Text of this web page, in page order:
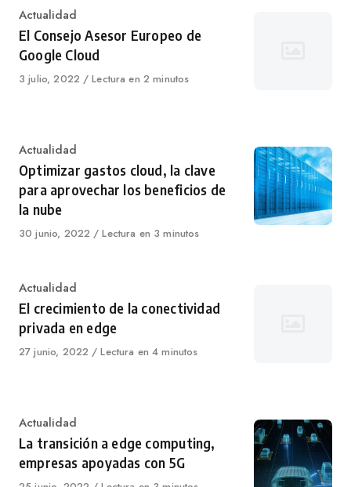
Category
Actualidad
El Consejo Asesor Europeo de
Google Cloud
Published
3 julio, 2022 Lectura en 2 minutos
Category
Actualidad
Optimizar gastos cloud, la clave
para aprovechar los beneficios de
la nube
Published
30 junio, 2022 Lectura en 3 minutos
Category
Actualidad
El crecimiento de la conectividad
privada en edge
Published
27 junio, 2022 Lectura en 4 minutos
Category
Actualidad
La transición a edge computing,
empresas apoyadas con 5G